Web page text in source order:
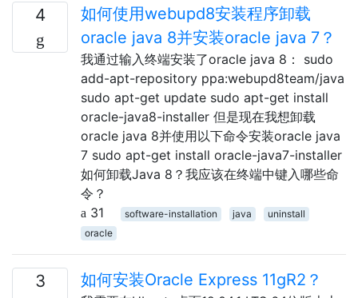
4
如何使用webupd8安装程序卸载
oracle java 8并安装oracle java 7？
我通过输入终端安装了oracle java 8： sudo
add-apt-repository ppa:webupd8team/java
sudo apt-get update sudo apt-get install
oracle-java8-installer 但是现在我想卸载
oracle java 8并使用以下命令安装oracle java
7 sudo apt-get install oracle-java7-installer
如何卸载Java 8？我应该在终端中键入哪些命
令？
31
software-installation java
uninstall
oracle
3 如何安装Oracle Express 11gR2？